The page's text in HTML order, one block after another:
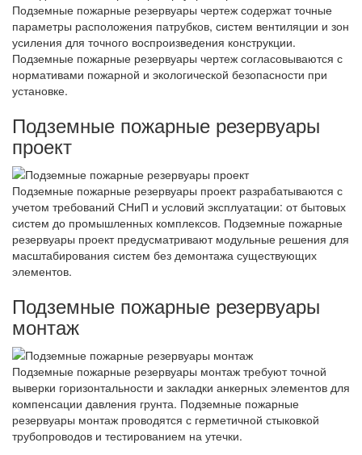
Подземные пожарные резервуары чертеж содержат точные
параметры расположения патрубков, систем вентиляции и зон
усиления для точного воспроизведения конструкции.
Подземные пожарные резервуары чертеж согласовываются с
нормативами пожарной и экологической безопасности при
установке.
Подземные пожарные резервуары
проект
Подземные пожарные резервуары проект разрабатываются с
учетом требований СНиП и условий эксплуатации: от бытовых
систем до промышленных комплексов. Подземные пожарные
резервуары проект предусматривают модульные решения для
масштабирования систем без демонтажа существующих
элементов.
Подземные пожарные резервуары
монтаж
Подземные пожарные резервуары монтаж требуют точной
выверки горизонтальности и закладки анкерных элементов для
компенсации давления грунта. Подземные пожарные
резервуары монтаж проводятся с герметичной стыковкой
трубопроводов и тестированием на утечки.